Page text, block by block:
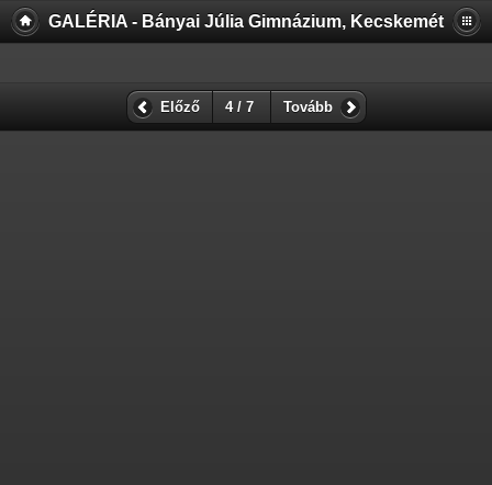
GALÉRIA - Bányai Júlia Gimnázium, Kecskemét
Előző 4 / 7 Tovább